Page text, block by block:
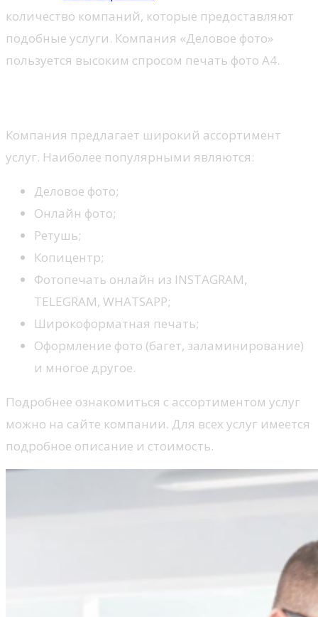
количество компаний, которые предоставляют
подобные услуги. Компания «Деловое фото»
пользуется высоким спросом печать фото А4.
Компания предлагает широкий ассортимент
услуг. Наиболее популярными являются:
Деловое фото;
Онлайн фото;
Ретушь;
Копицентр;
Фотопечать онлайн из INSTAGRAM,
TELEGRAM, WHATSAPP;
Широкоформатная печать;
Оформление фото (багет, заламинирование)
и многое другое.
Подробнее ознакомиться с ассортиментом услуг
можно на сайте компании. Для всех услуг имеется
подробное описание и стоимость.